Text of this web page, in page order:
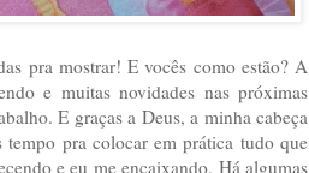
pra mostrar! E vocês como estão? A
e muitas novidades nas próximas
E graças a Deus, a minha cabeça
pra colocar em prática tudo que
e eu me encaixando. Há algumas